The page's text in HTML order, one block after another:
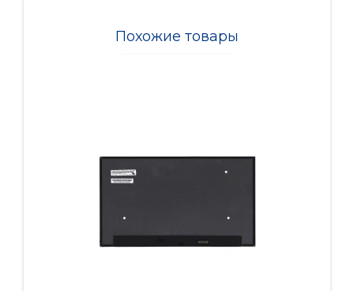
Похожие товары